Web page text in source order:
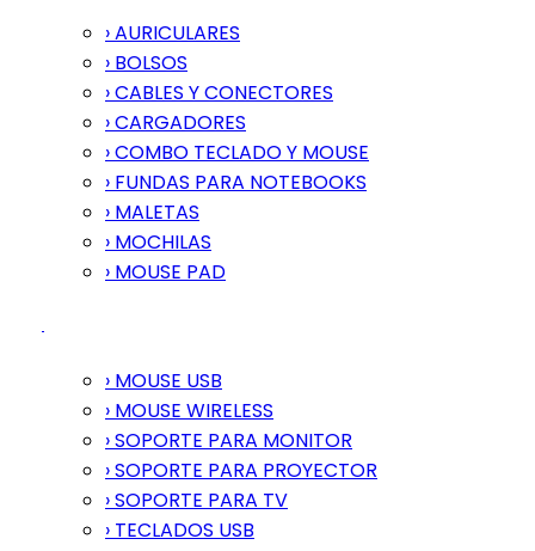
› AURICULARES
› BOLSOS
› CABLES Y CONECTORES
› CARGADORES
› COMBO TECLADO Y MOUSE
› FUNDAS PARA NOTEBOOKS
› MALETAS
› MOCHILAS
› MOUSE PAD
› MOUSE USB
› MOUSE WIRELESS
› SOPORTE PARA MONITOR
› SOPORTE PARA PROYECTOR
› SOPORTE PARA TV
› TECLADOS USB